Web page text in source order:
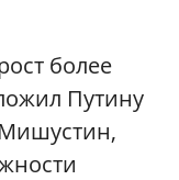
более
Путину